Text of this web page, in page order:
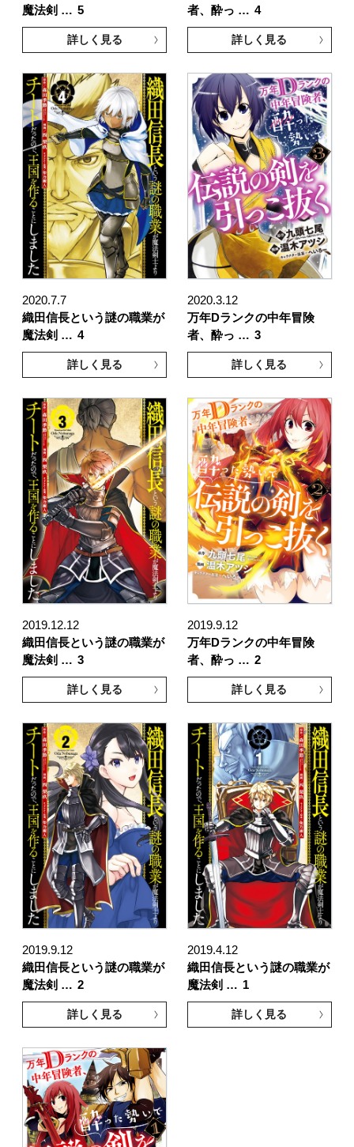
魔法剣 … 5
詳しく見る
者、酔っ … 4
詳しく見る
2020.7.7
織田信長という謎の職業が
魔法剣 … 4
詳しく見る
2020.3.12
万年Dランクの中年冒険
者、酔っ … 3
詳しく見る
2019.12.12
織田信長という謎の職業が
魔法剣 … 3
詳しく見る
2019.9.12
万年Dランクの中年冒険
者、酔っ … 2
詳しく見る
2019.9.12
織田信長という謎の職業が
魔法剣 … 2
詳しく見る
2019.4.12
織田信長という謎の職業が
魔法剣 … 1
詳しく見る